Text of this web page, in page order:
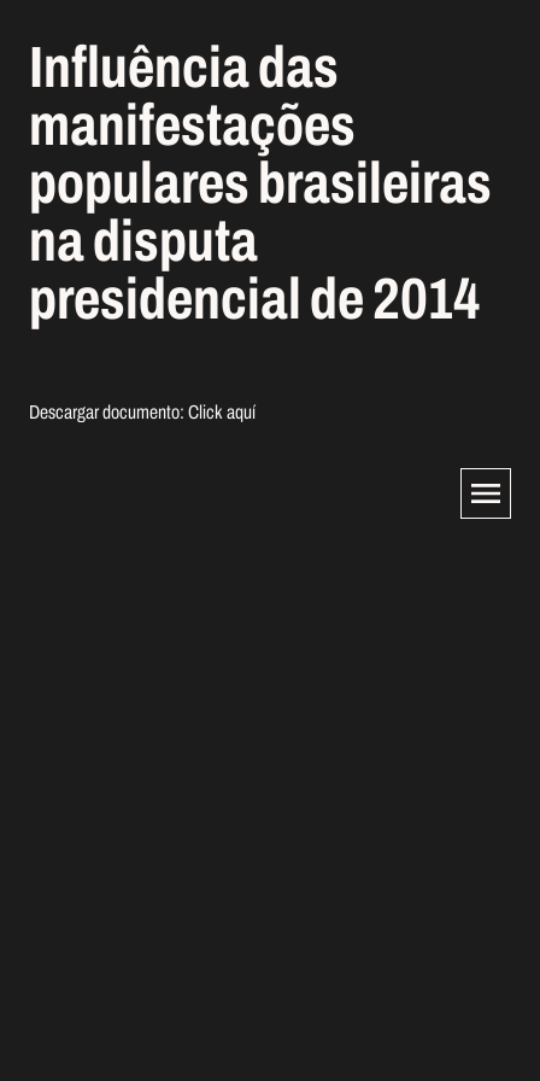
Influência das
manifestações
populares brasileiras
na disputa
presidencial de 2014
Descargar documento: Click aquí